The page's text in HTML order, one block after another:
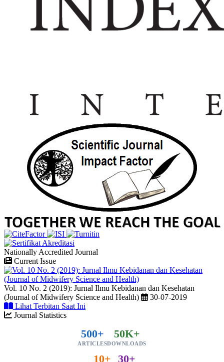
Nationally Accredited Journal
Current Issue
Vol. 10 No. 2 (2019): Jurnal Ilmu Kebidanan dan Kesehatan
(Journal of Midwifery Science and Health)
30-07-2019
Lihat Terbitan Saat Ini
Journal Statistics
500+
ARTICLES
50K+
DOWNLOADS
10+ 30+